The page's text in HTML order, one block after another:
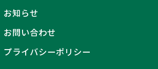
お知らせ
お問い合わせ
プライバシーポリシー